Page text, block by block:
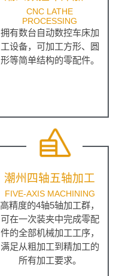
CNC LATHE
PROCESSING
拥有数台自动数控车床加
工设备，可加工方形、圆
形等简单结构的零配件。
潮州四轴五轴加工
FIVE-AXIS MACHINING
高精度的4轴5轴加工群，
可在一次装夹中完成零配
件的全部机械加工工序，
满足从粗加工到精加工的
所有加工要求。